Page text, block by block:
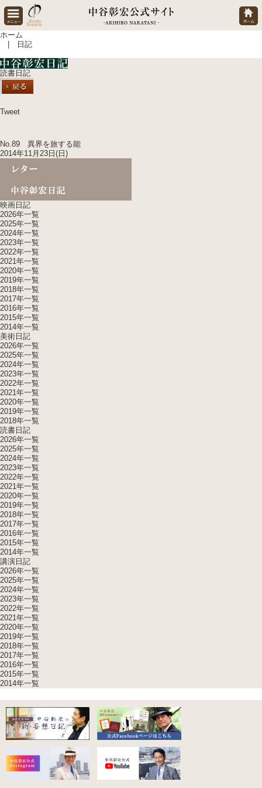
ホーム
| 日記
読書日記
Tweet
No.89 異界を旅する能
2014年11月23日(日)
映画日記
2026年一覧
2025年一覧
2024年一覧
2023年一覧
2022年一覧
2021年一覧
2020年一覧
2019年一覧
2018年一覧
2017年一覧
2016年一覧
2015年一覧
2014年一覧
美術日記
2026年一覧
2025年一覧
2024年一覧
2023年一覧
2022年一覧
2021年一覧
2020年一覧
2019年一覧
2018年一覧
読書日記
2026年一覧
2025年一覧
2024年一覧
2023年一覧
2022年一覧
2021年一覧
2020年一覧
2019年一覧
2018年一覧
2017年一覧
2016年一覧
2015年一覧
2014年一覧
講演日記
2026年一覧
2025年一覧
2024年一覧
2023年一覧
2022年一覧
2021年一覧
2020年一覧
2019年一覧
2018年一覧
2017年一覧
2016年一覧
2015年一覧
2014年一覧